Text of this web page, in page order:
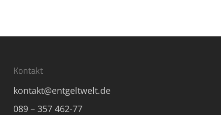
Kontakt
kontakt@entgeltwelt.de
089 – 357 462-77